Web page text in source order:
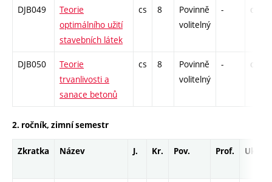
DJB049
Teorie
optimálního užití
stavebních látek
cs 8
Povinně
volitelný
- drzk
DJB050
Teorie
trvanlivosti a
sanace betonů
cs 8
Povinně
volitelný
- drzk
2. ročník, zimní semestr
Zkratka Název J. Kr. Pov. Prof. Uk.